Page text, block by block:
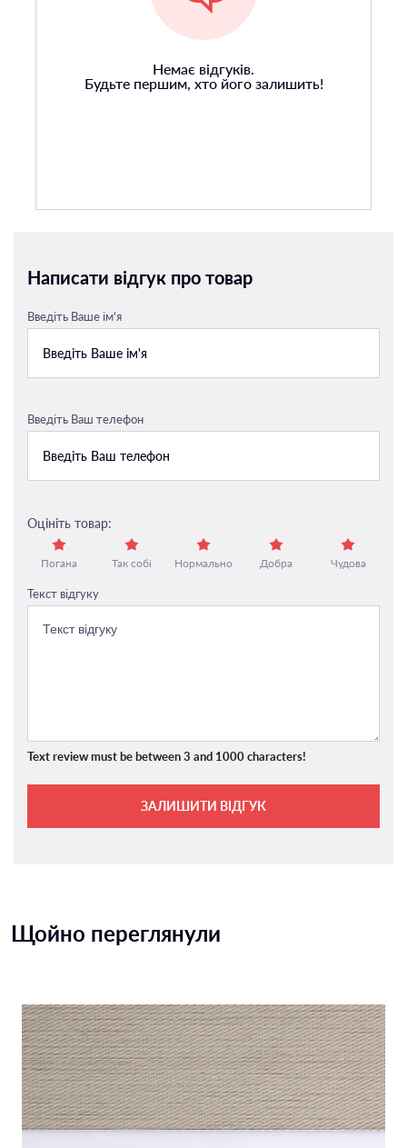
Немає відгуків.
Будьте першим, хто його залишить!
Написати відгук про товар
Введіть Ваше ім'я
Введіть Ваш телефон
Оцініть товар:
Погана Так собі Нормально Добра Чудова
Текст відгуку
Text review must be between 3 and 1000 characters!
ЗАЛИШИТИ ВІДГУК
Щойно переглянули